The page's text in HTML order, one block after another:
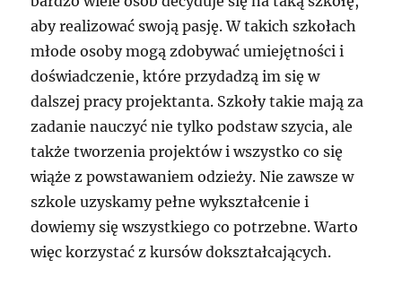
aby realizować swoją pasję. W takich szkołach
młode osoby mogą zdobywać umiejętności i
doświadczenie, które przydadzą im się w
dalszej pracy projektanta. Szkoły takie mają za
zadanie nauczyć nie tylko podstaw szycia, ale
także tworzenia projektów i wszystko co się
wiąże z powstawaniem odzieży. Nie zawsze w
szkole uzyskamy pełne wykształcenie i
dowiemy się wszystkiego co potrzebne. Warto
więc korzystać z kursów dokształcających.